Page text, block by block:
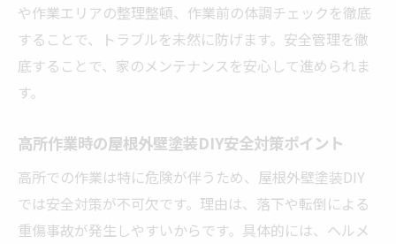
や作業エリアの整理整頓、作業前の体調チェックを徹底
することで、トラブルを未然に防げます。安全管理を徹
底することで、家のメンテナンスを安心して進められま
す。
高所作業時の屋根外壁塗装DIY安全対策ポイント
高所での作業は特に危険が伴うため、屋根外壁塗装DIY
では安全対策が不可欠です。理由は、落下や転倒による
重傷事故が発生しやすいからです。具体的には、ヘルメ